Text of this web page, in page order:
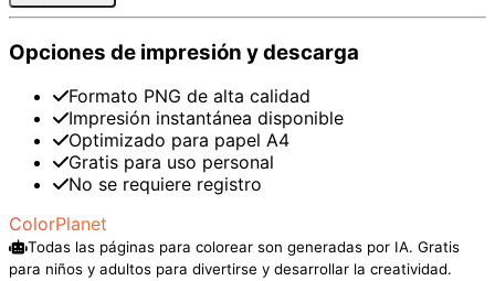
Opciones de impresión y descarga
Formato PNG de alta calidad
Impresión instantánea disponible
Optimizado para papel A4
Gratis para uso personal
No se requiere registro
ColorPlanet
Todas las páginas para colorear son generadas por IA. Gratis
para niños y adultos para divertirse y desarrollar la creatividad.